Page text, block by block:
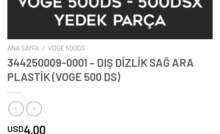
ANA SAYFA / VOGE 500DS
344250009-0001 – DIŞ DİZLİK SAĞ ARA
PLASTİK (VOGE 500 DS)
USD4,00